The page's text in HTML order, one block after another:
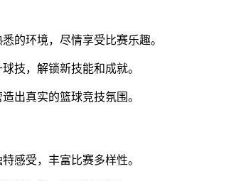
的环境，尽情享受比赛乐趣。
技，解锁新技能和成就。
出真实的篮球竞技氛围。
感受，丰富比赛多样性。